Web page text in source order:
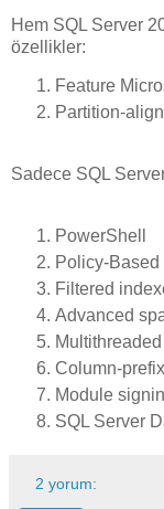
Hem SQL Server
özellikler:
Feature
Partition-
Sadece SQL
PowerShell
Policy-
Filtered
Advanced
Column-
Module
SQL Server
2 yorum: